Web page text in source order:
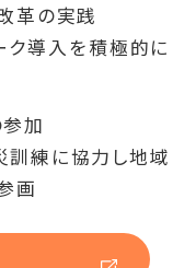
革の実践
ク導入を積極的に
加
訓練に協力し地域
画